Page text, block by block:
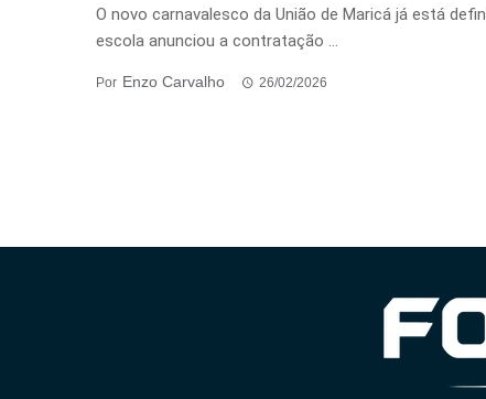
O novo carnavalesco da União de Maricá já está
escola anunciou a contratação ...
Por Enzo Carvalho 26/02/2026